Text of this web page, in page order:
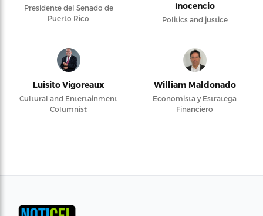
Presidente del Senado de
Puerto Rico
Inocencio
Politics and justice
Luisito Vigoreaux
Cultural and Entertainment
Columnist
William Maldonado
Economista y Estratega
Financiero